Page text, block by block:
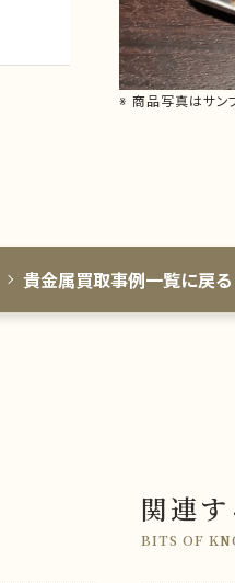
※ 商品写真はサン
貴金属買取事例一覧に戻る
関連
BITS OF